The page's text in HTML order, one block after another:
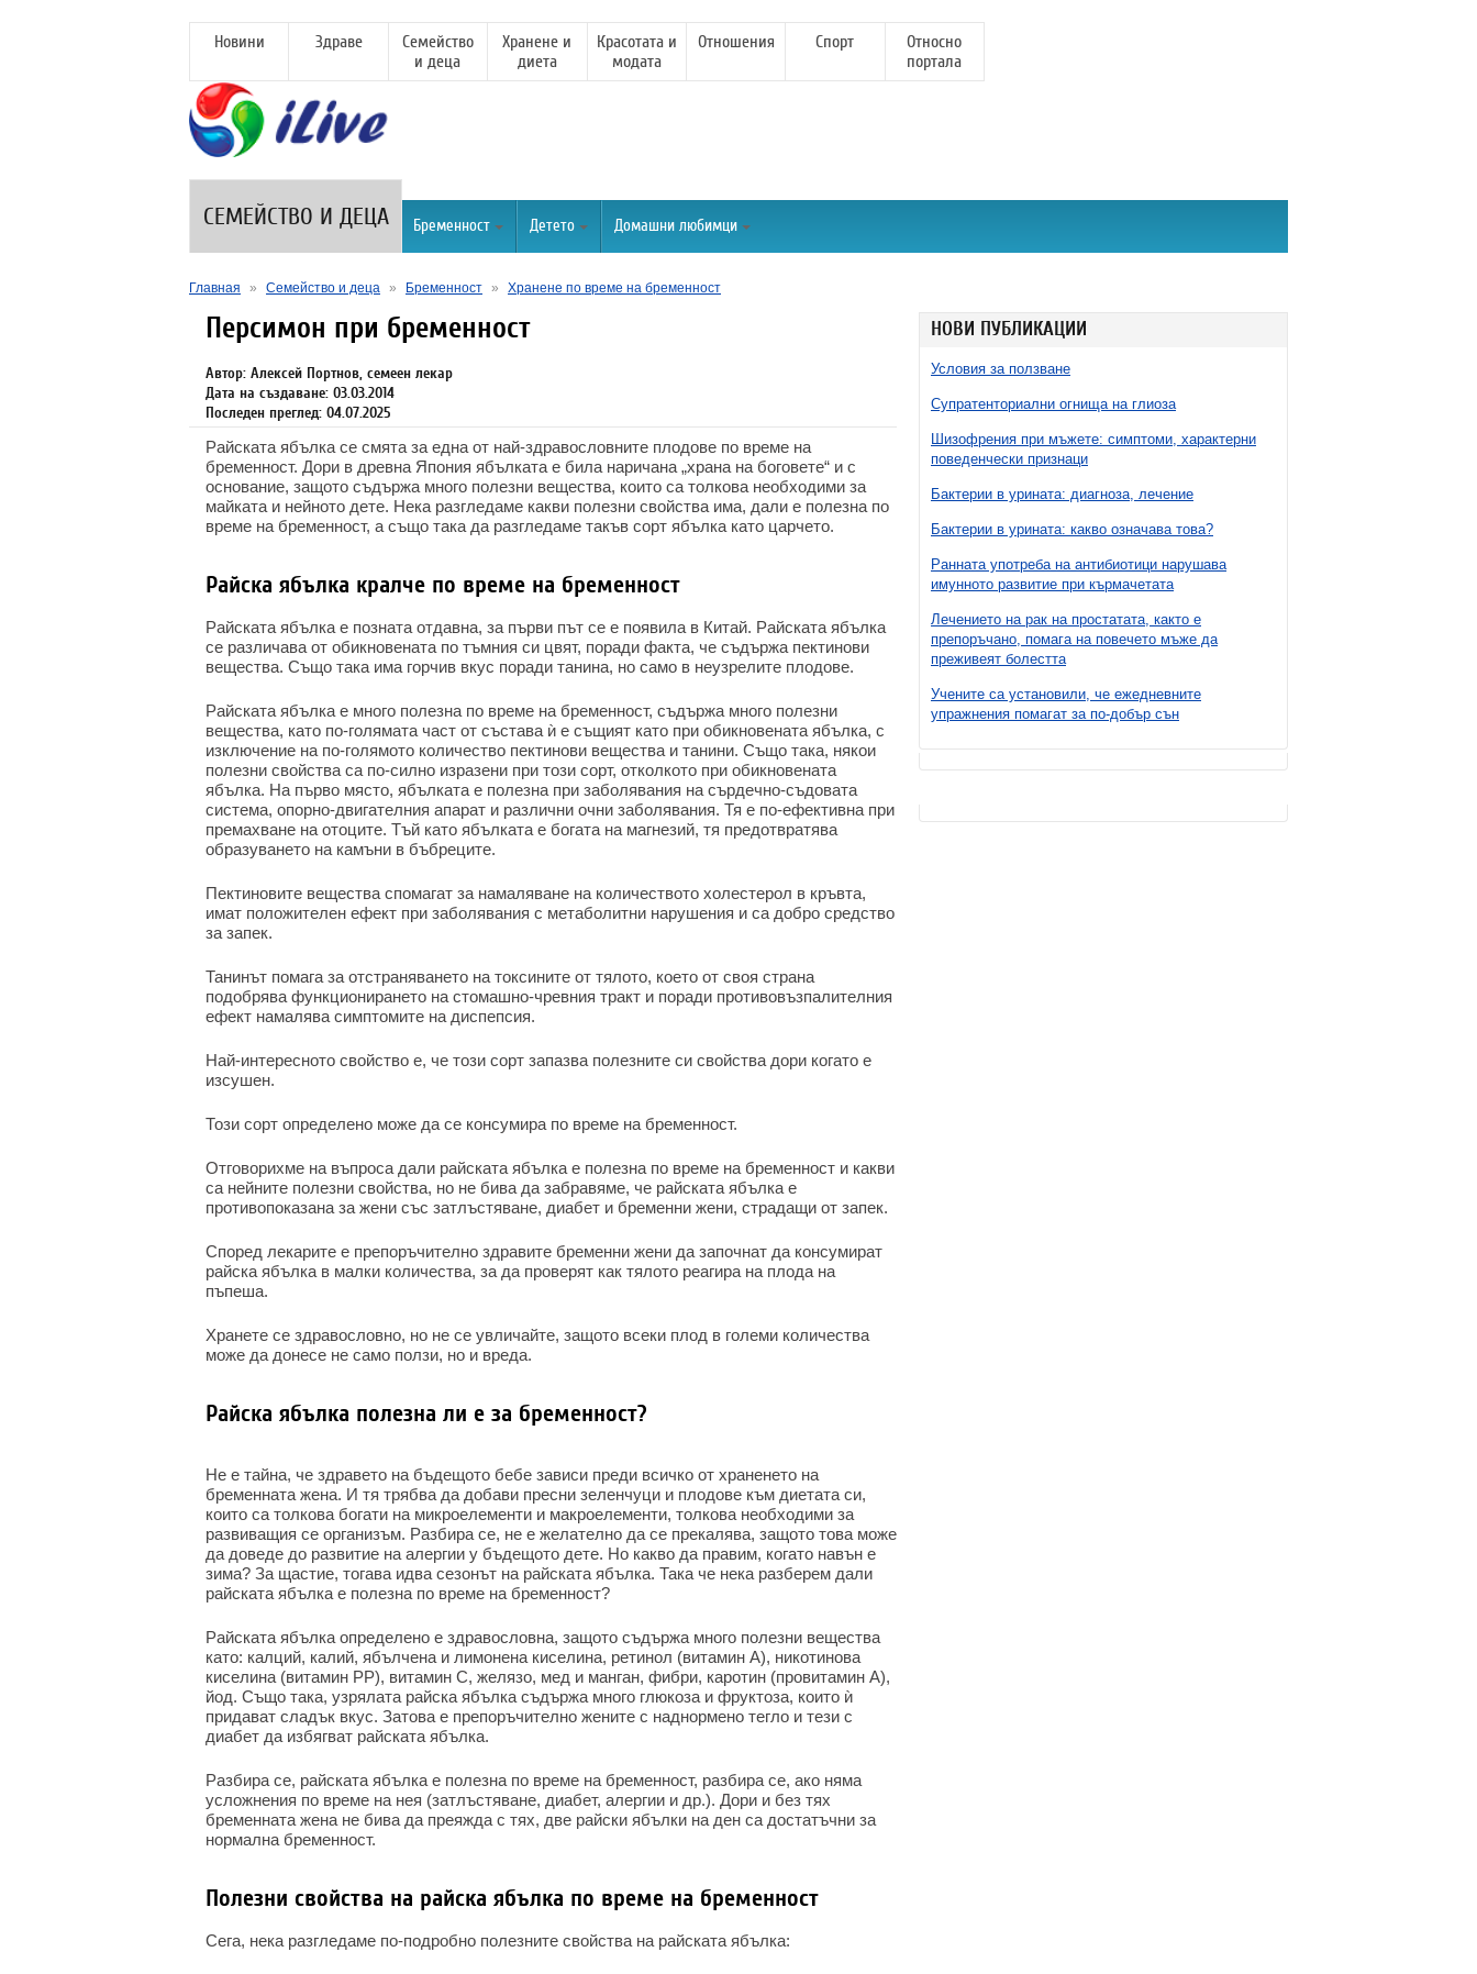
Новини Здраве
Семейство
и деца
Хранене и
диета
Красотата и
модата
Отношения Спорт
Относно
портала
СЕМЕЙСТВО И ДЕЦА Бременност Детето Домашни любимци
Главная » Семейство и деца » Бременност » Хранене по време на бременност
НОВИ ПУБЛИКАЦИИ
Условия за ползване
Супратенториални огнища на глиоза
Шизофрения при мъжете: симптоми, характерни
поведенчески признаци
Бактерии в урината: диагноза, лечение
Бактерии в урината: какво означава това?
Ранната употреба на антибиотици нарушава
имунното развитие при кърмачетата
Лечението на рак на простатата, както е
препоръчано, помага на повечето мъже да
преживеят болестта
Учените са установили, че ежедневните
упражнения помагат за по-добър сън
Персимон при бременност
Автор: Алексей Портнов, семеен лекар
Дата на създаване: 03.03.2014
Последен преглед: 04.07.2025
Райската ябълка се смята за една от най-здравословните плодове по време на
бременност. Дори в древна Япония ябълката е била наричана „храна на боговете“ и с
основание, защото съдържа много полезни вещества, които са толкова необходими за
майката и нейното дете. Нека разгледаме какви полезни свойства има, дали е полезна по
време на бременност, а също така да разгледаме такъв сорт ябълка като царчето.
Райска ябълка кралче по време на бременност
Райската ябълка е позната отдавна, за първи път се е появила в Китай. Райската ябълка
се различава от обикновената по тъмния си цвят, поради факта, че съдържа пектинови
вещества. Също така има горчив вкус поради танина, но само в неузрелите плодове.
Райската ябълка е много полезна по време на бременност, съдържа много полезни
вещества, като по-голямата част от състава ѝ е същият като при обикновената ябълка, с
изключение на по-голямото количество пектинови вещества и танини. Също така, някои
полезни свойства са по-силно изразени при този сорт, отколкото при обикновената
ябълка. На първо място, ябълката е полезна при заболявания на сърдечно-съдовата
система, опорно-двигателния апарат и различни очни заболявания. Тя е по-ефективна при
премахване на отоците. Тъй като ябълката е богата на магнезий, тя предотвратява
образуването на камъни в бъбреците.
Пектиновите вещества спомагат за намаляване на количеството холестерол в кръвта,
имат положителен ефект при заболявания с метаболитни нарушения и са добро средство
за запек.
Танинът помага за отстраняването на токсините от тялото, което от своя страна
подобрява функционирането на стомашно-чревния тракт и поради противовъзпалителния
ефект намалява симптомите на диспепсия.
Най-интересното свойство е, че този сорт запазва полезните си свойства дори когато е
изсушен.
Този сорт определено може да се консумира по време на бременност.
Отговорихме на въпроса дали райската ябълка е полезна по време на бременност и какви
са нейните полезни свойства, но не бива да забравяме, че райската ябълка е
противопоказана за жени със затлъстяване, диабет и бременни жени, страдащи от запек.
Според лекарите е препоръчително здравите бременни жени да започнат да консумират
райска ябълка в малки количества, за да проверят как тялото реагира на плода на
пъпеша.
Хранете се здравословно, но не се увличайте, защото всеки плод в големи количества
може да донесе не само ползи, но и вреда.
Райска ябълка полезна ли е за бременност?
Не е тайна, че здравето на бъдещото бебе зависи преди всичко от храненето на
бременната жена. И тя трябва да добави пресни зеленчуци и плодове към диетата си,
които са толкова богати на микроелементи и макроелементи, толкова необходими за
развиващия се организъм. Разбира се, не е желателно да се прекалява, защото това може
да доведе до развитие на алергии у бъдещото дете. Но какво да правим, когато навън е
зима? За щастие, тогава идва сезонът на райската ябълка. Така че нека разберем дали
райската ябълка е полезна по време на бременност?
Райската ябълка определено е здравословна, защото съдържа много полезни вещества
като: калций, калий, ябълчена и лимонена киселина, ретинол (витамин А), никотинова
киселина (витамин РР), витамин С, желязо, мед и манган, фибри, каротин (провитамин А),
йод. Също така, узрялата райска ябълка съдържа много глюкоза и фруктоза, които ѝ
придават сладък вкус. Затова е препоръчително жените с наднормено тегло и тези с
диабет да избягват райската ябълка.
Разбира се, райската ябълка е полезна по време на бременност, разбира се, ако няма
усложнения по време на нея (затлъстяване, диабет, алергии и др.). Дори и без тях
бременната жена не бива да преяжда с тях, две райски ябълки на ден са достатъчни за
нормална бременност.
Полезни свойства на райска ябълка по време на бременност
Сега, нека разгледаме по-подробно полезните свойства на райската ябълка: